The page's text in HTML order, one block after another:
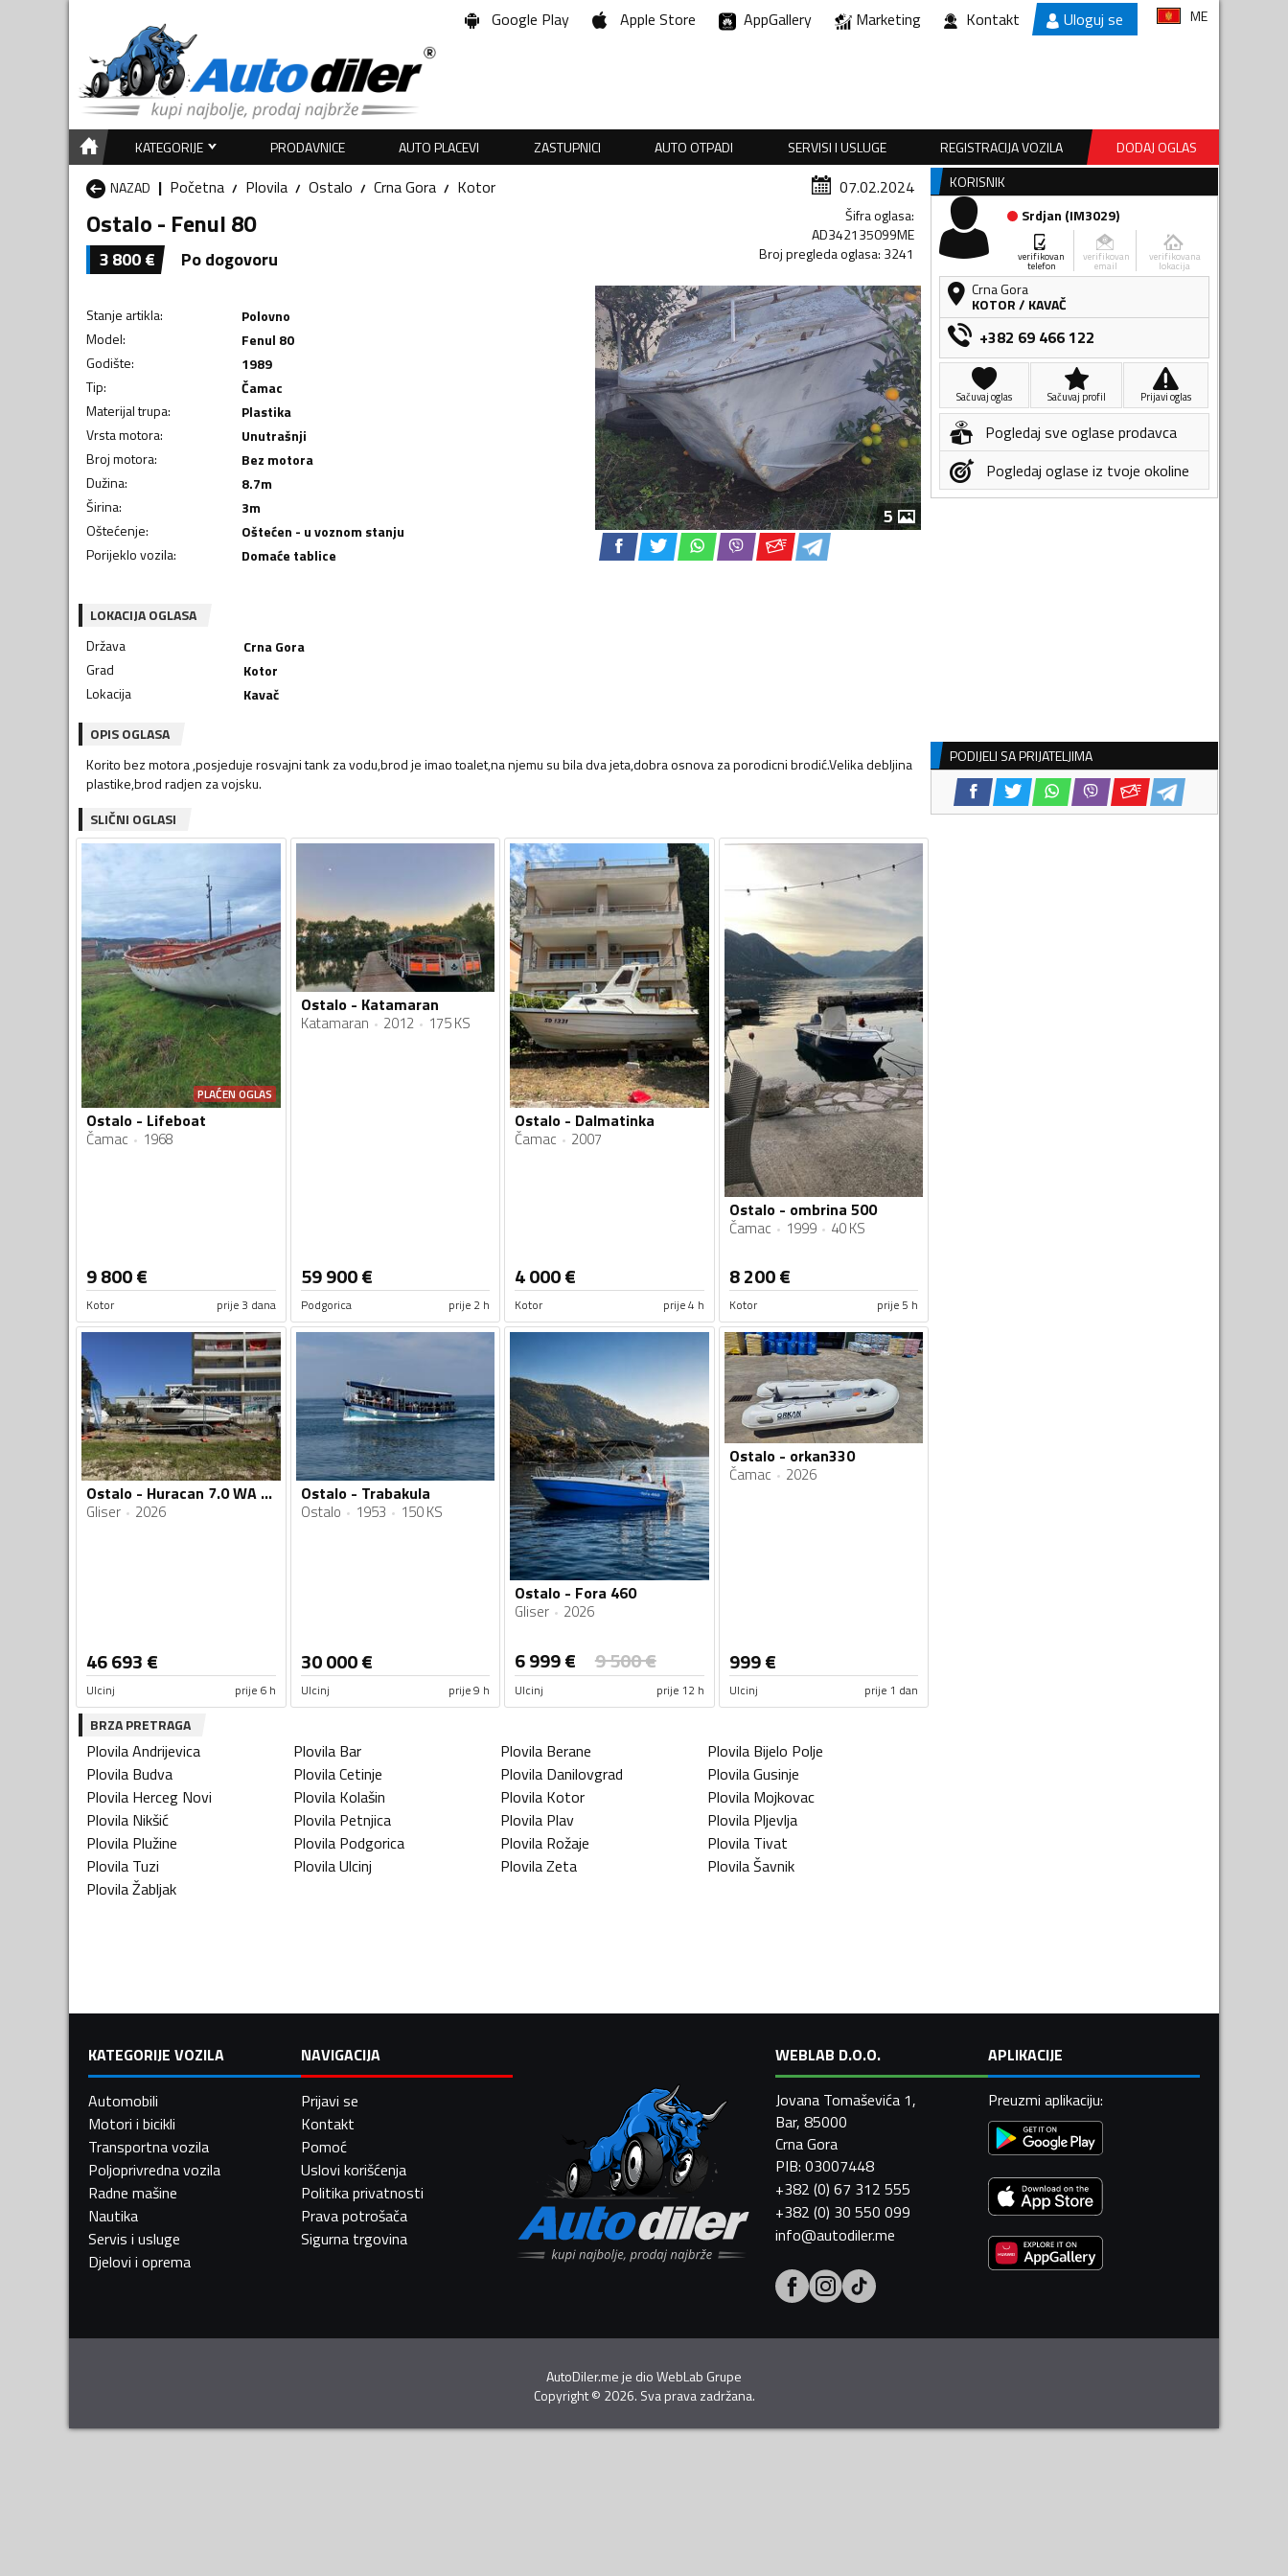
Google Play Apple Store AppGallery Marketing Kontakt Uloguj se ME
KATEGORIJE PRODAVNICE AUTO PLACEVI ZASTUPNICI AUTO OTPADI SERVISI I USLUGE REGISTRACIJA VOZILA
DODAJ OGLAS
NAZAD
Početna Plovila Ostalo Crna Gora Kotor 07.02.2024
Ostalo - Fenul 80
3 800€ Po dogovoru
Šifra oglasa:
AD342135099ME
Broj pregleda oglasa: 3241
Stanje artikla:
Polovno
Model:
Fenul 80
Godište:
1989
Tip:
Čamac
Materijal trupa:
Plastika
Vrsta motora:
Unutrašnji
Broj motora:
Bez motora
Dužina: 8.7m
Širina: 3m
Oštećenje:
Oštećen - u voznom stanju
Porijeklo vozila: Domaće tablice
5
LOKACIJA OGLASA
Država
Crna Gora
Grad
Kotor
Lokacija
Kavač
OPIS OGLASA
Korito bez motora ,posjeduje rosvajni tank za vodu,brod je imao toalet,na njemu su bila dva jeta,dobra osnova za porodicni brodić.Velika debljina
plastike,brod radjen za vojsku.
SLIČNI OGLASI
PLAĆEN OGLAS
Ostalo - Lifeboat
Čamac 1968
9 800€
Kotor prije 3 dana
Ostalo - Katamaran
Katamaran 2012 175 KS
59 900€
Podgorica prije 2 h
Ostalo - Dalmatinka
Čamac 2007
4 000€
Kotor prije 4 h
Ostalo - ombrina 500
Čamac 1999 40 KS
8 200€
Kotor prije 5 h
Ostalo - Huracan 7.0 WA Prua Al Vento Italy
Gliser 2026
46 693€
Ulcinj prije 6 h
Ostalo - Trabakula
Ostalo 1953 150 KS
30 000€
Ulcinj prije 9 h
Ostalo - Fora 460
Gliser 2026
6 999€ 9 500€
Ulcinj prije 12 h
Ostalo - orkan330
Čamac 2026
999€
Ulcinj prije 1 dan
BRZA PRETRAGA
PlovilaAndrijevica Plovila Bar Plovila Berane Plovila Bijelo Polje
Plovila Budva PlovilaCetinje Plovila Danilovgrad PlovilaGusinje
Plovila Herceg Novi Plovila Kolašin Plovila Kotor Plovila Mojkovac
Plovila Nikšić Plovila Petnjica Plovila Plav Plovila Pljevlja
Plovila Plužine Plovila Podgorica Plovila Rožaje Plovila Tivat
Plovila Tuzi PlovilaUlcinj PlovilaZeta PlovilaŠavnik
PlovilaŽabljak
KORISNIK
Srdjan (IM3029)
verifikovan
telefon
verifikovan
email
verifikovana
lokacija
Crna Gora
KOTOR/ KAVAČ
+382 69 466 122
Sačuvaj oglas Sačuvaj profil Prijavi oglas
Pogledaj sve oglase prodavca
Pogledaj oglase iz tvoje okoline
PODIJELI SA PRIJATELJIMA
KATEGORIJE VOZILA
Automobili
Motori i bicikli
Transportna vozila
Poljoprivredna vozila
Radne mašine
Nautika
Servis i usluge
Djelovi i oprema
NAVIGACIJA
Prijavi se
Kontakt
Pomoć
Uslovi korišćenja
Politika privatnosti
Prava potrošača
Sigurna trgovina
WEBLAB D.O.O.
Jovana Tomaševića 1,
Bar, 85000
Crna Gora
PIB: 03007448
+382 (0) 67 312 555
+382 (0) 30 550 099
info@autodiler.me
APLIKACIJE
Preuzmi aplikaciju:
AutoDiler.me je dioWebLab Grupe
Copyright© 2026. Sva prava zadržana.